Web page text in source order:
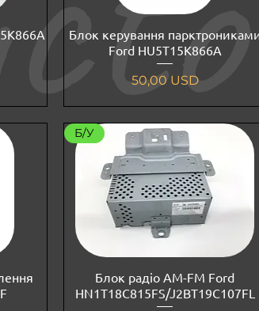
Блок керування
Ford HU5T15K866A
Ціна
50,00 USD
Б/У
Блок радіо AM-FM Ford
HN1T18C815FS/J2BT19C107FL